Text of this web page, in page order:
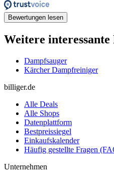
Bewertungen lesen
Weitere
Dampfsauger
Kärcher Dampfreiniger
billiger.de
Alle Deals
Alle Shops
Datenplattform
Bestpreissiegel
Einkaufskalender
Häufig gestellte Fragen
Unternehmen